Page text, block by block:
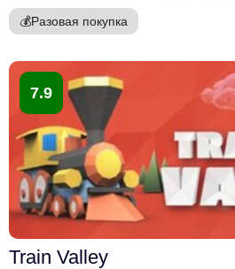
💰Разовая покупка
7.9
Train Valley